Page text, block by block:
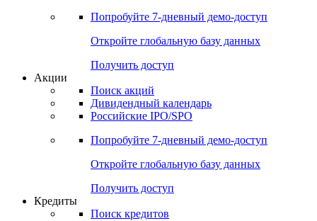
Попробуйте 7-дневный демо-доступ
Откройте глобальную базу данных
Получить доступ
Акции
Поиск акций
Дивидендный календарь
Российские IPO/SPO
Попробуйте 7-дневный демо-доступ
Откройте глобальную базу данных
Получить доступ
Кредиты
Поиск кредитов